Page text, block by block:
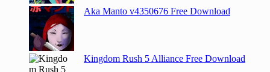
Aka Manto v4350676 Free Download
Kingdom Rush 5 Alliance Free Download